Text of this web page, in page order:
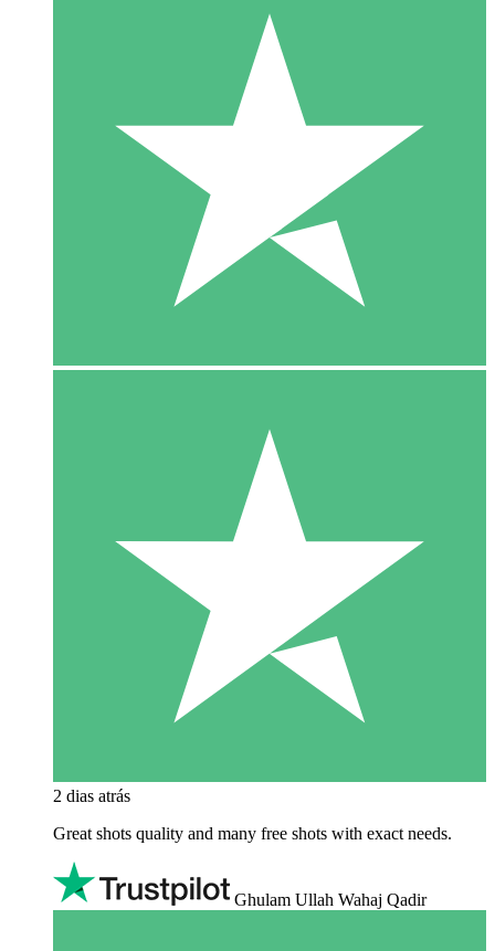
2 dias atrás
Great shots quality and many free shots with exact needs.
Ghulam Ullah Wahaj Qadir